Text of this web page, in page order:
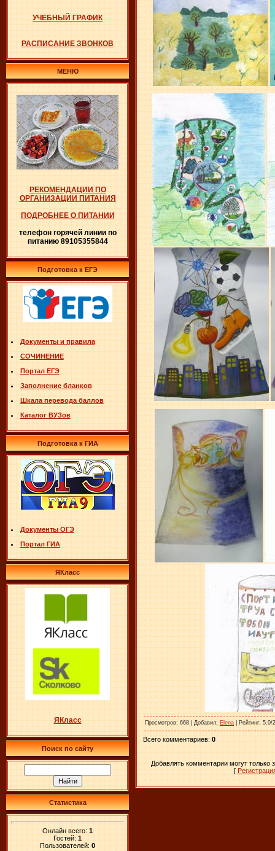
УЧЕБНЫЙ ГРАФИК
РАСПИСАНИЕ ЗВОНКОВ
МЕНЮ
РЕКОМЕНДАЦИИ ПО
ОРГАНИЗАЦИИ ПИТАНИЯ
ПОДРОБНЕЕ О ПИТАНИИ
телефон горячей линии по
питанию 89105355844
Подготовка к ЕГЭ
Документы и правила
СОЧИНЕНИЕ
Портал ЕГЭ
Заполнение бланков
Шкала перевода баллов
Каталог ВУЗов
Подготовка к ГИА
Документы ОГЭ
Портал ГИА
ЯКласс
ЯКласс
Поиск по сайту
Статистика
Онлайн всего: 1
Гостей: 1
Пользователей: 0
Просмотров: 668 | Добавил: Elena Рейтинг: 5.0/
Всего комментариев: 0
Добавлять комментарии могут только
[